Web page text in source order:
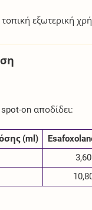
εξωτερική
on αποδίδει:
(ml)
3,60